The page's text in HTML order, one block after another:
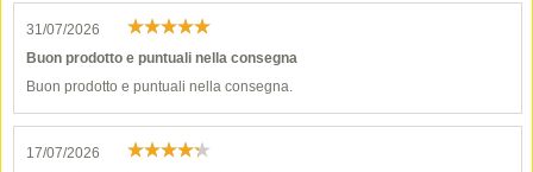
31/07/2026
Buon prodotto e puntuali nella consegna
Buon prodotto e puntuali nella consegna.
17/07/2026